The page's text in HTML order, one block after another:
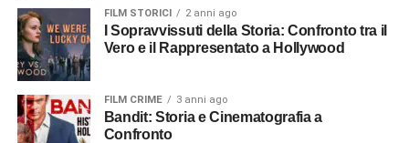
FILM STORICI 2 anni ago
Vero e il Rappresentato a Hollywood
FILM CRIME 3 anni ago
Bandit: Storia e Cinematografia a
Confronto